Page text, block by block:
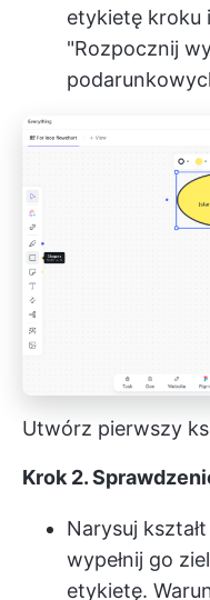
etykietę kroku
"Rozpocznij
Utwórz pierwszy
Krok 2.
Narysuj
wypełnij go
etykietę.